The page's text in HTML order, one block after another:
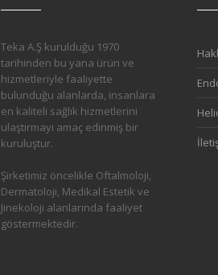
Teka A.Ş kurulduğu 1970
tarihinden bu yana ürün ve
hizmetleriyle faaliyette
bulunduğu alanlarda, insanlara
en kaliteli sağlık hizmetlerini
ulaştırmayı amaç edinmiş bir
kuruluştur.
Şirketimiz öncelikle Oftalmoloji,
Dermatoloji, Medikal Estetik ve
Jinekoloji alanlarında faaliyet
göstermektedir.